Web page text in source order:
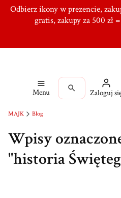
Odbierz ikony w prezencie,
gratis, zakupy za 500 zł
Tworzymy od ponad 10 lat w
zadowolonych klientów,
Menu Zaloguj
MAJK Blog
Wpisy
"historia